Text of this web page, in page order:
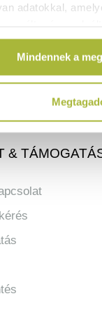
adatokkal,
Mindennek a
&